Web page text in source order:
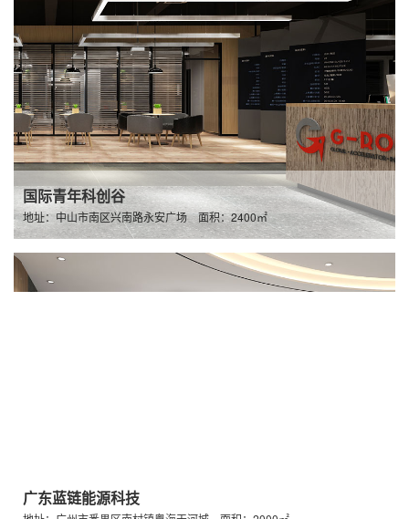
国际青年科创谷
地址：中山市南区兴南路永安广场 面积：2400㎡
广东蓝链能源科技